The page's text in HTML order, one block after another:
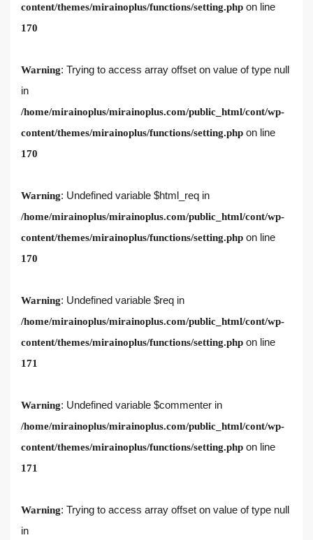
content/themes/mirainoplus/functions/setting.php on line
170
Warning: Trying to access array offset on value of type null
in
/home/mirainoplus/mirainoplus.com/public_html/cont/wp-
content/themes/mirainoplus/functions/setting.php on line
170
Warning: Undefined variable $html_req in
/home/mirainoplus/mirainoplus.com/public_html/cont/wp-
content/themes/mirainoplus/functions/setting.php on line
170
Warning: Undefined variable $req in
/home/mirainoplus/mirainoplus.com/public_html/cont/wp-
content/themes/mirainoplus/functions/setting.php on line
171
Warning: Undefined variable $commenter in
/home/mirainoplus/mirainoplus.com/public_html/cont/wp-
content/themes/mirainoplus/functions/setting.php on line
171
Warning: Trying to access array offset on value of type null
in